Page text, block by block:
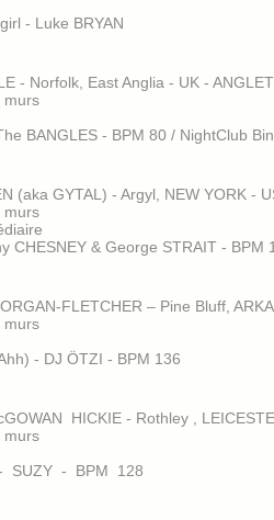
- Luke BRYAN
- Norfolk, East Anglia - UK -
murs
BANGLES - BPM 80 / NightClub
(aka GYTAL) - Argyl, NEW YORK -
murs
CHESNEY & George STRAIT - BPM
FLETCHER – Pine Bluff,
murs
- DJ ÖTZI - BPM 136
HICKIE - Rothley ,
murs
SUZY - BPM 128